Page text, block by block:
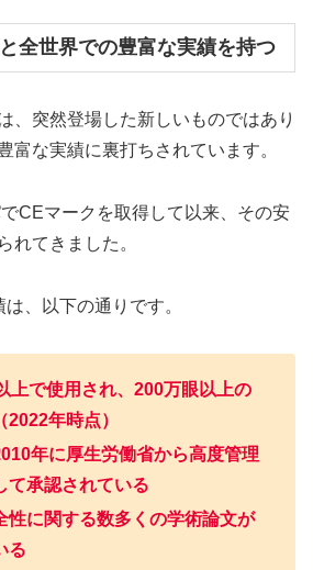
全世界での豊富な実績を持つ
、突然登場した新しいものではあり
富な実績に裏打ちされています。
CEマークを取得して以来、その安
れてきました。
、以下の通りです。
上で使用され、200万眼以上の
年時点）
年に厚生労働省から高度管理
て承認されている
性に関する数多くの学術論文が
る